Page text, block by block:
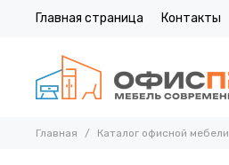
Главная страница Контакты
Главная Каталог офисной мебели